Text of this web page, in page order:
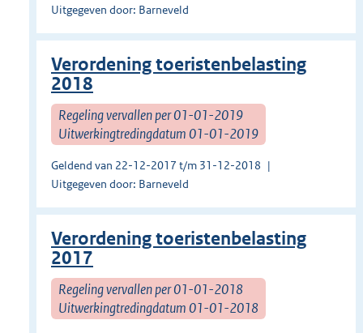
Uitgegeven door: Barneveld
Verordening toeristenbelasting
2018
Regeling vervallen per 01-01-2019
Uitwerkingtredingdatum 01-01-2019
Geldend van 22-12-2017 t/m 31-12-2018
Uitgegeven door: Barneveld
Verordening toeristenbelasting
2017
Regeling vervallen per 01-01-2018
Uitwerkingtredingdatum 01-01-2018